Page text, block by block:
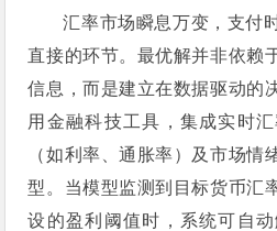
汇率市场瞬息万变，支付
直接的环节。最优解并非依赖
信息，而是建立在数据驱动的
用金融科技工具，集成实时
（如利率、通胀率）及市场情
型。当模型监测到目标货币汇
设的盈利阈值时，系统可自